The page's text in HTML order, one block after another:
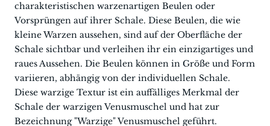
charakteristischen warzenartigen Beulen oder
Vorsprüngen auf ihrer Schale. Diese Beulen, die wie
kleine Warzen aussehen, sind auf der Oberfläche der
Schale sichtbar und verleihen ihr ein einzigartiges und
raues Aussehen. Die Beulen können in Größe und Form
variieren, abhängig von der individuellen Schale.
Diese warzige Textur ist ein auffälliges Merkmal der
Schale der warzigen Venusmuschel und hat zur
Bezeichnung "Warzige" Venusmuschel geführt.